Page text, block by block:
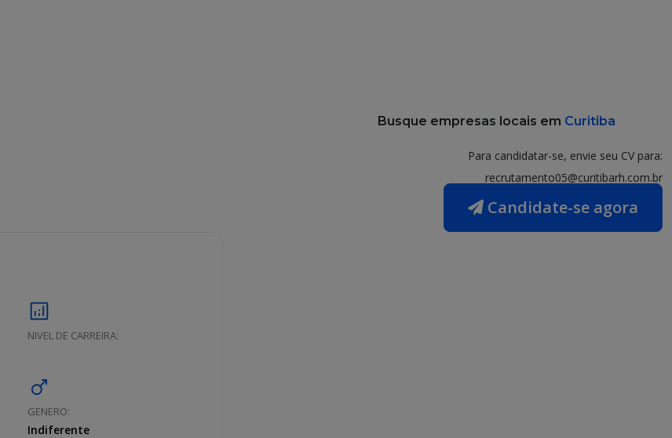
Busque empresas locais em Curitiba
Para candidatar-se, envie seu CV para:
recrutamento05@curitibarh.com.br
Candidate-se agora
analytics
NIVEL DE CARREIRA:
male
GENERO:
Indiferente